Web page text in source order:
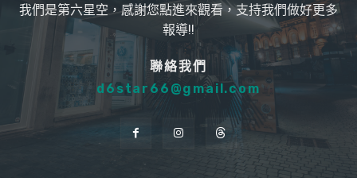
我們是第六星空，感謝您點進來觀看，支持我們做好更多
報導!!
聯絡我們
d6star66@gmail.com